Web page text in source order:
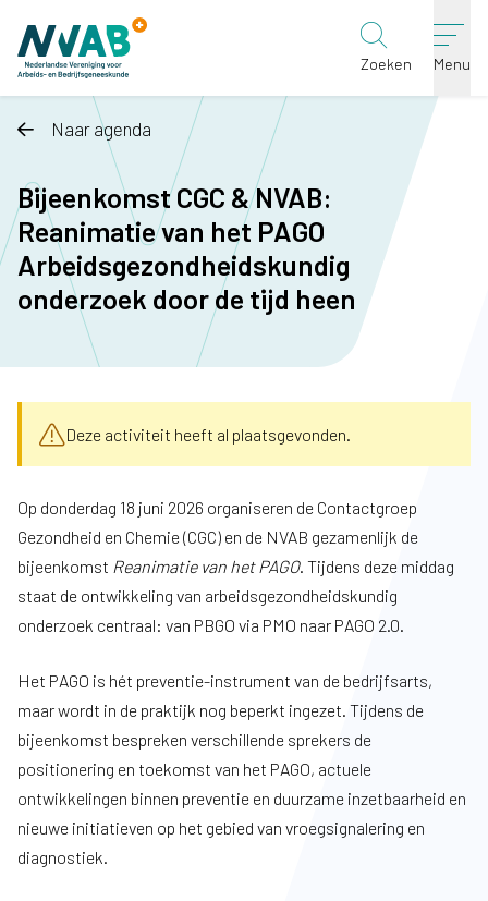
Ga naar de inhoud
Zoeken Menu
Naar agenda
Bijeenkomst CGC & NVAB:
Reanimatie van het PAGO
Arbeidsgezondheidskundig
onderzoek door de tijd heen
Deze activiteit heeft al plaatsgevonden.
Op donderdag 18 juni 2026 organiseren de Contactgroep
Gezondheid en Chemie (CGC) en de NVAB gezamenlijk de
bijeenkomst Reanimatie van het PAGO. Tijdens deze middag
staat de ontwikkeling van arbeidsgezondheidskundig
onderzoek centraal: van PBGO via PMO naar PAGO 2.0.
Het PAGO is hét preventie-instrument van de bedrijfsarts,
maar wordt in de praktijk nog beperkt ingezet. Tijdens de
bijeenkomst bespreken verschillende sprekers de
positionering en toekomst van het PAGO, actuele
ontwikkelingen binnen preventie en duurzame inzetbaarheid en
nieuwe initiatieven op het gebied van vroegsignalering en
diagnostiek.